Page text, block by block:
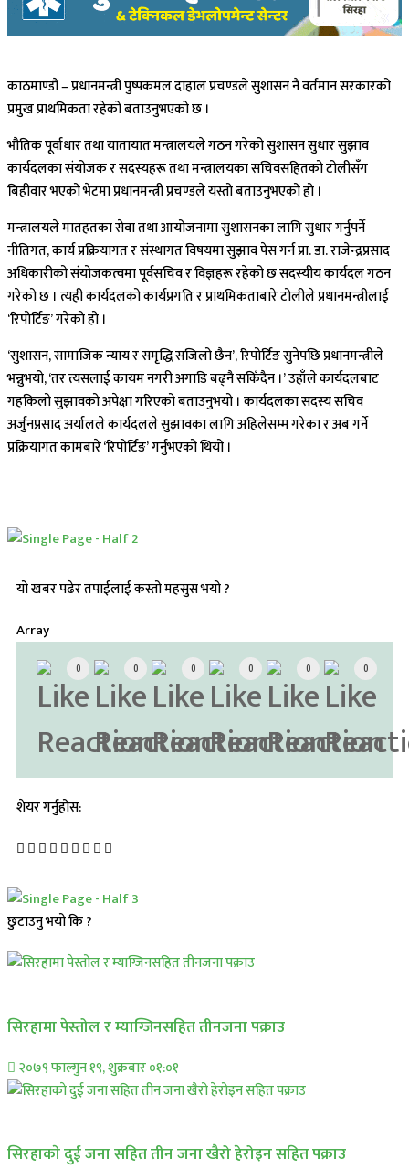
काठमाण्डौ – प्रधानमन्त्री पुष्पकमल दाहाल प्रचण्डले सुशासन नै वर्तमान सरकारको
प्रमुख प्राथमिकता रहेको बताउनुभएको छ ।
भौतिक पूर्वाधार तथा यातायात मन्त्रालयले गठन गरेको सुशासन सुधार सुझाव
कार्यदलका संयोजक र सदस्यहरू तथा मन्त्रालयका सचिवसहितको टोलीसँग
बिहीवार भएको भेटमा प्रधानमन्त्री प्रचण्डले यस्तो बताउनुभएको हो ।
मन्त्रालयले मातहतका सेवा तथा आयोजनामा सुशासनका लागि सुधार गर्नुपर्ने
नीतिगत, कार्य प्रक्रियागत र संस्थागत विषयमा सुझाव पेस गर्न प्रा. डा. राजेन्द्रप्रसाद
अधिकारीको संयोजकत्वमा पूर्वसचिव र विज्ञहरू रहेको छ सदस्यीय कार्यदल गठन
गरेको छ । त्यही कार्यदलको कार्यप्रगति र प्राथमिकताबारे टोलीले प्रधानमन्त्रीलाई
‘रिपोर्टिङ’ गरेको हो ।
‘सुशासन, सामाजिक न्याय र समृद्धि सजिलो छैन’, रिपोर्टिङ सुनेपछि प्रधानमन्त्रीले
भन्नुभयो, ‘तर त्यसलाई कायम नगरी अगाडि बढ्नै सकिँदैन ।’ उहाँले कार्यदलबाट
गहकिलो सुझावको अपेक्षा गरिएको बताउनुभयो । कार्यदलका सदस्य सचिव
अर्जुनप्रसाद अर्यालले कार्यदलले सुझावका लागि अहिलेसम्म गरेका र अब गर्ने
प्रक्रियागत कामबारे ‘रिपोर्टिङ’ गर्नुभएको थियो ।
यो खबर पढेर तपाईलाई कस्तो महसुस भयो ?
Array
0 0 0 0 0 0
शेयर गर्नुहोस:
छुटाउनु भयो कि ?
सिरहामा पेस्तोल र म्याग्जिनसहित तीनजना पक्राउ
२०७९ फाल्गुन १९, शुक्रबार ०१:०१
सिरहाकाे दुई जना सहित तीन जना खैरो हेरोइन सहित पक्राउ